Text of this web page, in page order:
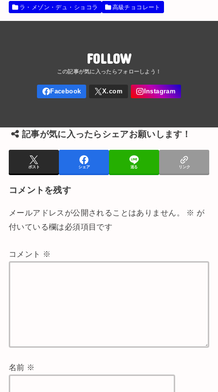
ラ・メゾン・デュ・ショコラ 高級チョコレート
FOLLOW
記事が気に入ったらシェアお願いします！
ポスト シェア 送る リンク
コメントを残す
メールアドレスが公開されることはありません。 ※ が
付いている欄は必須項目です
コメント ※
名前 ※